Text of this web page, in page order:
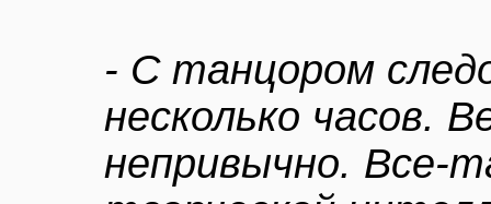
- С танцором
несколько часов.
непривычно. Все-